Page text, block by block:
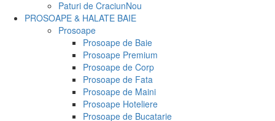
Paturi de CraciunNou
PROSOAPE & HALATE BAIE
Prosoape
Prosoape de Baie
Prosoape Premium
Prosoape de Corp
Prosoape de Fata
Prosoape de Maini
Prosoape Hoteliere
Prosoape de Bucatarie